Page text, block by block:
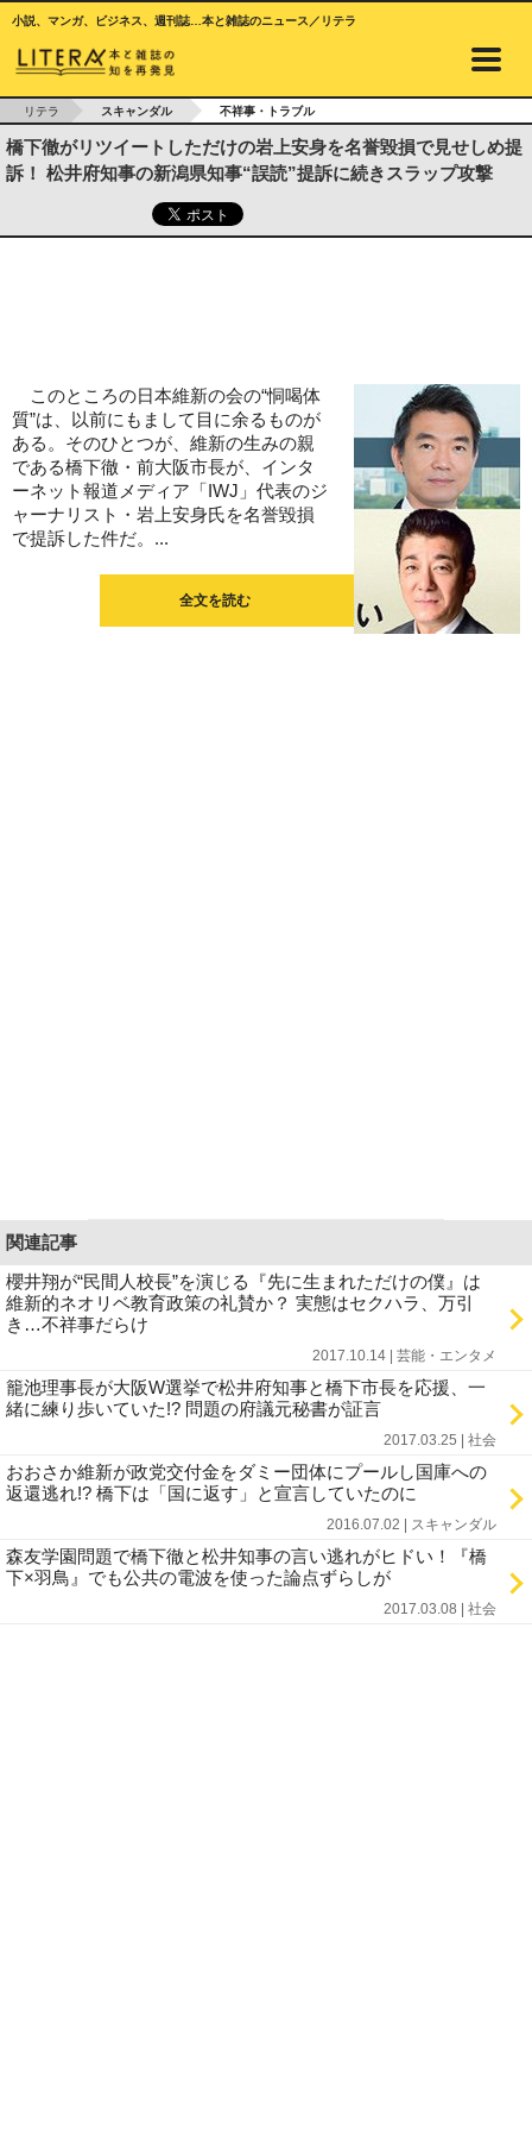
小説、マンガ、ビジネス、週刊誌…本と雑誌のニュース／リテラ
リテラ スキャンダル 不祥事・トラブル
橋下徹がリツイートしただけの岩上安身を名誉毀損で見せしめ提
訴！ 松井府知事の新潟県知事“誤読”提訴に続きスラップ攻撃
このところの日本維新の会の“恫喝体
質”は、以前にもまして目に余るものが
ある。そのひとつが、維新の生みの親
である橋下徹・前大阪市長が、インタ
ーネット報道メディア「IWJ」代表のジ
ャーナリスト・岩上安身氏を名誉毀損
で提訴した件だ。...
全文を読む
関連記事
櫻井翔が“民間人校長”を演じる『先に生まれただけの僕』は
維新的ネオリベ教育政策の礼賛か？ 実態はセクハラ、万引
き…不祥事だらけ
2017.10.14 | 芸能・エンタメ
籠池理事長が大阪W選挙で松井府知事と橋下市長を応援、一
緒に練り歩いていた!? 問題の府議元秘書が証言
2017.03.25 | 社会
おおさか維新が政党交付金をダミー団体にプールし国庫への
返還逃れ!? 橋下は「国に返す」と宣言していたのに
2016.07.02 | スキャンダル
森友学園問題で橋下徹と松井知事の言い逃れがヒドい！『橋
下×羽鳥』でも公共の電波を使った論点ずらしが
2017.03.08 | 社会